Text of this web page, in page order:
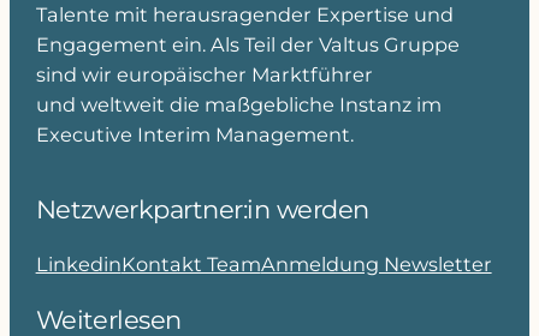
Talente mit herausragender Expertise und
Engagement ein. Als Teil der Valtus Gruppe
sind wir europäischer Marktführer
und weltweit die maßgebliche Instanz im
Executive Interim Management.
Netzwerkpartner:in werden
LinkedinKontakt TeamAnmeldung Newsletter
Weiterlesen